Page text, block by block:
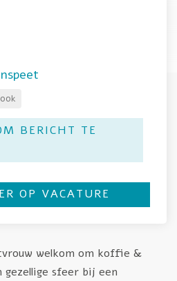
BERICHT TE
OP VACATURE
welkom om koffie &
sfeer bij een